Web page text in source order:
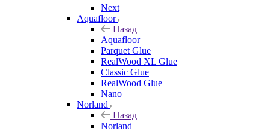
Next
Aquafloor
Назад
Aquafloor
Parquet Glue
RealWood XL Glue
Classic Glue
RealWood Glue
Nano
Norland
Назад
Norland